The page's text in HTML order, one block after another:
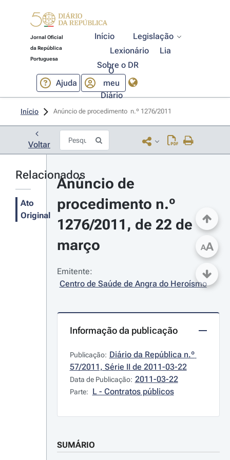
Jornal Oficial
da República
Portuguesa
Início
Legislação
Lexionário
Lia
Sobre o DR
Ajuda
O
meu
Diário
Início Anúncio de procedimento  n.º 1276/2011
Voltar
Relacionados
Ato
Original
Anúncio de
procedimento n.º
1276/2011, de 22 de
março
Emitente:
Centro de Saúde de Angra do Heroísmo
Informação da publicação
Publicação: Diário da República n.º
57/2011, Série II de 2011-03-22
Data de Publicação: 2011-03-22
Parte: L - Contratos públicos
SUMÁRIO
AA